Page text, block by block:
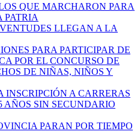
QUE MARCHARON PARA
PATRIA
LLEGAN A LA
PARA PARTICIPAR DE
POR EL CONCURSO DE
DE NIÑAS, NIÑOS Y
A CARRERAS
AÑOS SIN SECUNDARIO
PARAN POR TIEMPO